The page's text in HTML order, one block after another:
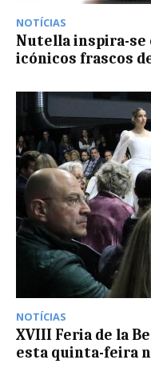
NOTÍCIAS
Nutella inspira-se
icónicos frascos
NOTÍCIAS
XVIII Feria de la
esta quinta-feira